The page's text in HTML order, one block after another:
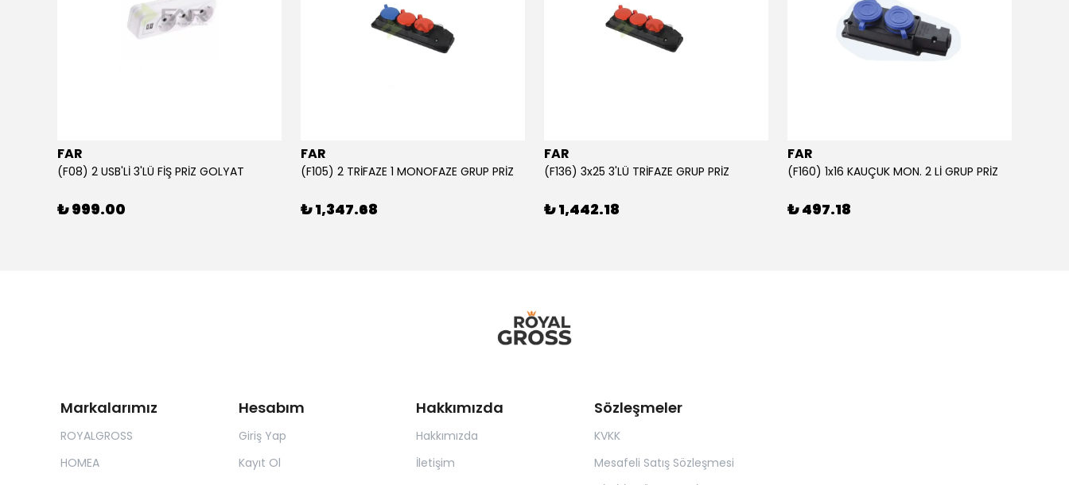
FAR
(F08) 2 USB'Lİ 3'LÜ FİŞ PRİZ GOLYAT
₺ 999.00
FAR
(F105) 2 TRİFAZE 1 MONOFAZE GRUP PRİZ
₺ 1,347.68
FAR
(F136) 3x25 3'LÜ TRİFAZE GRUP PRİZ
₺ 1,442.18
FAR
(F160) 1x16 KAUÇUK MON. 2 Lİ GRUP PRİZ
₺ 497.18
Markalarımız
ROYALGROSS
HOMEA
Hesabım
Giriş Yap
Kayıt Ol
Hakkımızda
Hakkımızda
İletişim
Sözleşmeler
KVKK
Mesafeli Satış Sözleşmesi